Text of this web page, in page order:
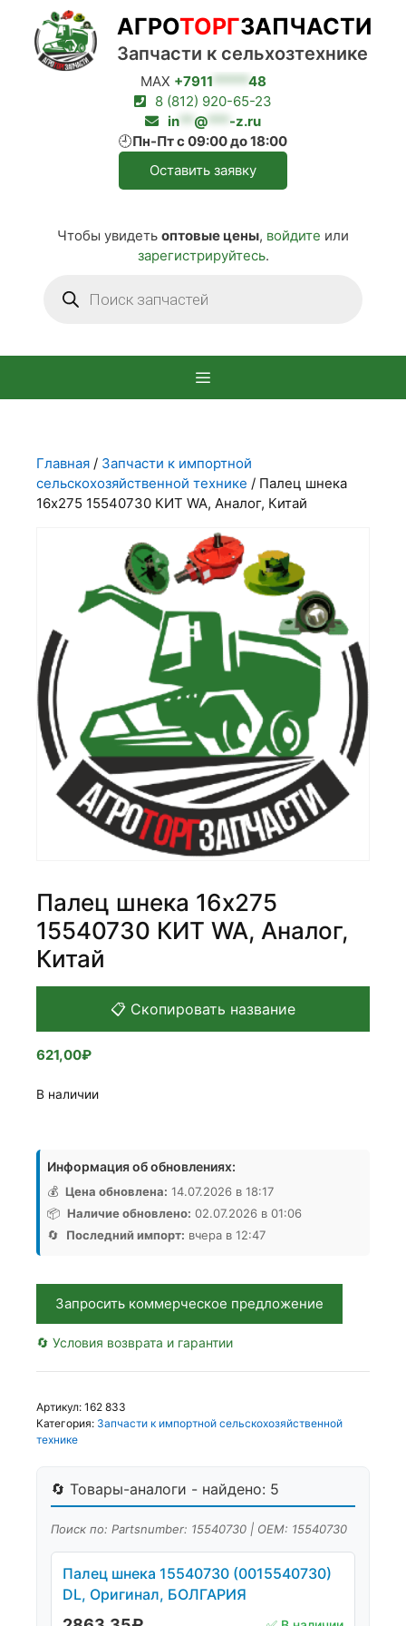
Перейти
содержимому
MAX +7911 ***** 48
8 (812) 920-65-23
in
@ *** -z.ru
🕘Пн-Пт с 09:00 до 18:00
Оставить заявку
Чтобы увидеть оптовые цены, войдите или
зарегистрируйтесь.
товаров
АГРОТОРГЗАПЧАСТИ
Запчасти к сельхозтехнике
Главная / Запчасти к импортной
сельскохозяйственной технике / Палец шнека
16х275 15540730 КИТ WA, Аналог, Китай
Палец шнека 16х275
15540730 КИТ WA, Аналог,
Китай
📋 Скопировать название
621,00₽
В наличии
товара
Палец
шнека
16х275
15540730
КИТ
Китай
Информация об обновлениях:
💰 Цена обновлена: 14.07.2026 в 18:17
📦 Наличие обновлено: 02.07.2026 в 01:06
🔄
Последний импорт: вчера в 12:47
Запросить коммерческое предложение
🔄 Условия возврата и гарантии
Артикул: 162 833
Категория: Запчасти к импортной сельскохозяйственной
технике
🔄 Товары-аналоги - найдено: 5
Поиск по: Partsnumber: 15540730 | OEM: 15540730
Палец шнека 15540730 (0015540730)
DL, Оригинал, БОЛГАРИЯ